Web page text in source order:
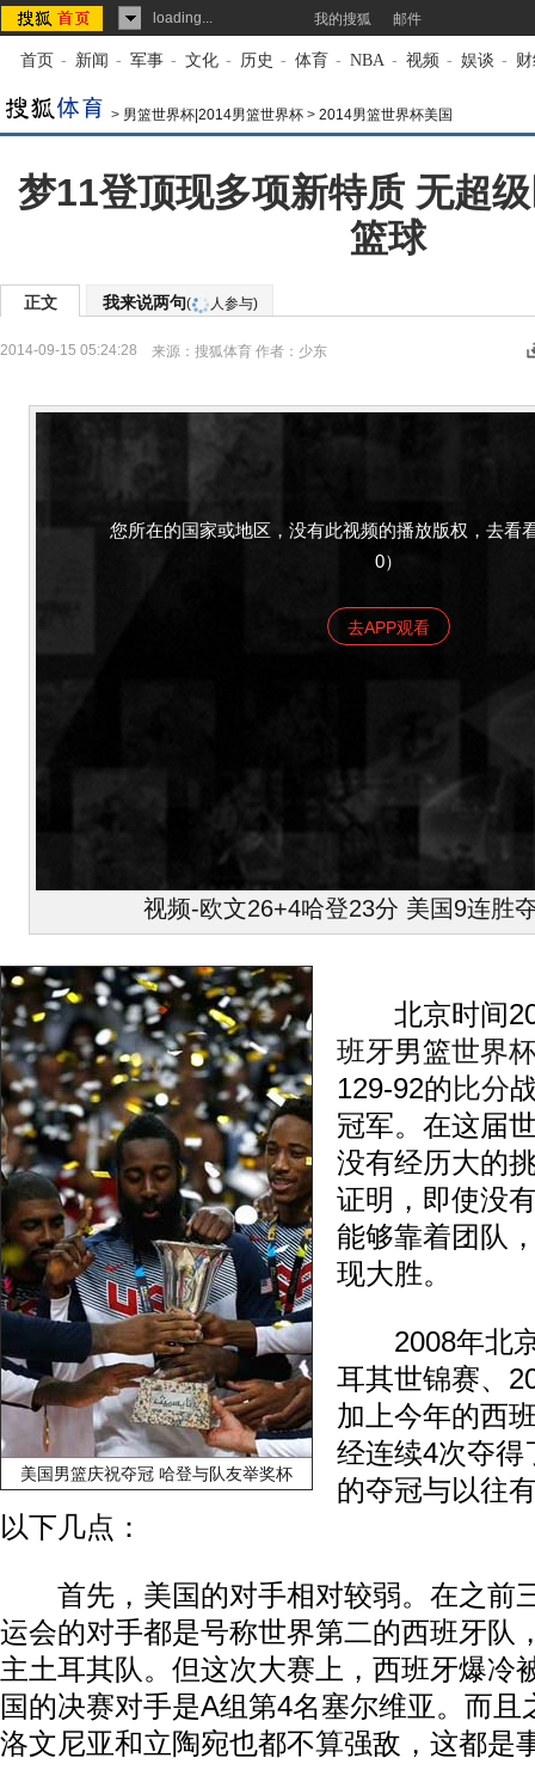
loading... 我的搜狐 邮件
首页 - 新闻 - 军事 - 文化 - 历史 - 体育 - NBA - 视频 - 娱谈 -
> 男篮世界杯|2014男篮世界杯 > 2014男篮世界杯美国
梦11登顶现多项新特质 无超
篮球
正文 我来说两句( 人参与)
2014-09-15 05:24:28 来源： 搜狐体育 作者：少东
您所在的国家或地区，没有此视频的播放版权，去看
0）
去APP观看
视频-欧文26+4哈登23分 美国9连胜
美国男篮庆祝夺冠 哈登与队友举奖杯
北京时间
班牙男篮世界
129-92的 比分
冠军。在这届
没有经历大的
证明，即使没
能够靠着团队
现大胜。
2008年北京
耳其世锦赛、
加上今年的西
经连续4次夺得
的夺冠与以往
以下几点：
首先，美国的对手相对较弱。在之前
运会的对手都是号称世界第二的西班牙队
主土耳其队。但这次大赛上，西班牙爆冷
国的决赛对手是A组第4名塞尔维亚。而且
洛文尼亚和立陶宛也都不算强敌，这都是